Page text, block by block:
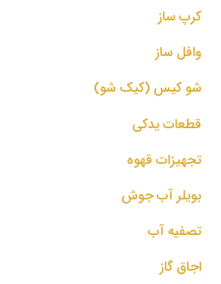
کرپ ساز
وافل ساز
شو کیس (کیک شو)
قطعات یدکی
تجهیزات قهوه
بویلر آب جوش
تصفیه آب
اجاق گاز